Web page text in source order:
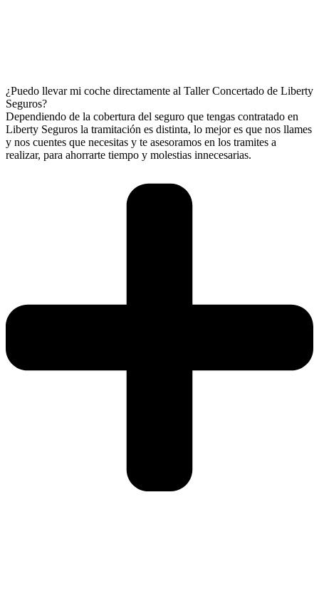
¿Puedo llevar mi coche directamente al Taller Concertado de Liberty
Seguros?
Dependiendo de la cobertura del seguro que tengas contratado en
Liberty Seguros la tramitación es distinta, lo mejor es que nos llames
y nos cuentes que necesitas y te asesoramos en los tramites a
realizar, para ahorrarte tiempo y molestias innecesarias.